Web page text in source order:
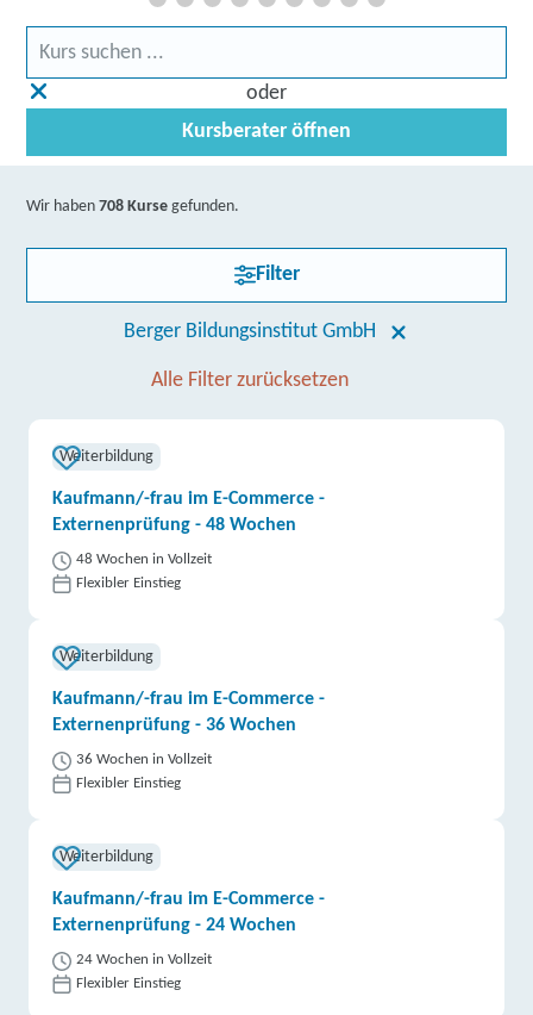
oder
Kursberater öffnen
Wir haben708 Kurse gefunden.
Filter
Berger Bildungsinstitut GmbH
Alle Filter zurücksetzen
Weiterbildung
Kaufmann/-frau im E-Commerce -
Externenprüfung - 48 Wochen
48 Wochen in Vollzeit
Flexibler Einstieg
Weiterbildung
Kaufmann/-frau im E-Commerce -
Externenprüfung - 36 Wochen
36 Wochen in Vollzeit
Flexibler Einstieg
Weiterbildung
Kaufmann/-frau im E-Commerce -
Externenprüfung - 24 Wochen
24 Wochen in Vollzeit
Flexibler Einstieg